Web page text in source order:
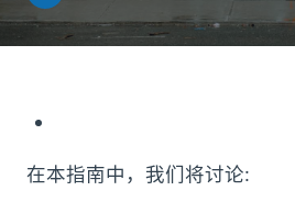
在本指南中，我们将讨论: